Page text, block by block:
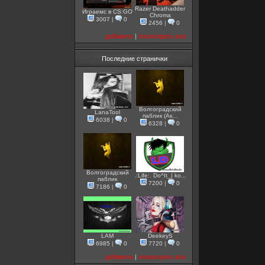
Играемс в CS:GO
3007 | 0
Razer Deathadder
Chroma
2456 | 0
добавить | посмотреть все
Последние странички
LanaTool
6038 | 0
Волгоградский
паблик (Ак...
6328 | 0
Волгоградский
паблик
7186 | 0
.:Life:. Do^It_| ko...
7200 | 0
LAM
6985 | 0
DeekeyS
7720 | 0
добавить | посмотреть все